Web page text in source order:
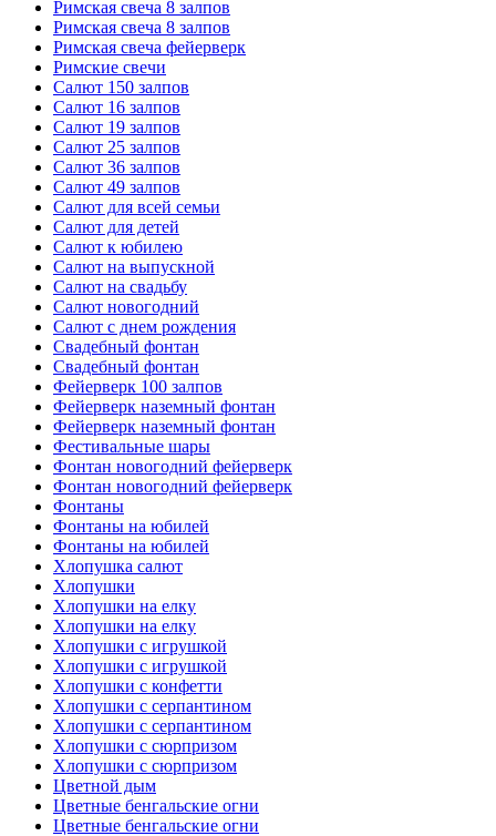
Римская свеча 8 залпов
Римская свеча 8 залпов
Римская свеча фейерверк
Римские свечи
Салют 150 залпов
Салют 16 залпов
Салют 19 залпов
Салют 25 залпов
Салют 36 залпов
Салют 49 залпов
Салют для всей семьи
Салют для детей
Салют к юбилею
Салют на выпускной
Салют на свадьбу
Салют новогодний
Салют с днем рождения
Свадебный фонтан
Свадебный фонтан
Фейерверк 100 залпов
Фейерверк наземный фонтан
Фейерверк наземный фонтан
Фестивальные шары
Фонтан новогодний фейерверк
Фонтан новогодний фейерверк
Фонтаны
Фонтаны на юбилей
Фонтаны на юбилей
Хлопушка салют
Хлопушки
Хлопушки на елку
Хлопушки на елку
Хлопушки с игрушкой
Хлопушки с игрушкой
Хлопушки с конфетти
Хлопушки с серпантином
Хлопушки с серпантином
Хлопушки с сюрпризом
Хлопушки с сюрпризом
Цветной дым
Цветные бенгальские огни
Цветные бенгальские огни